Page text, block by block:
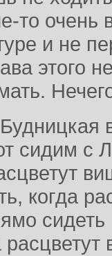
то
и не
этого
сидим с
когда